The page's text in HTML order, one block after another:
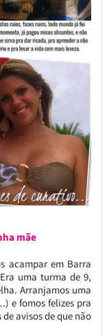
mãe
acampar em Barra
uma turma de 9,
Arranjamos uma
e fomos felizes pra
avisos de que não